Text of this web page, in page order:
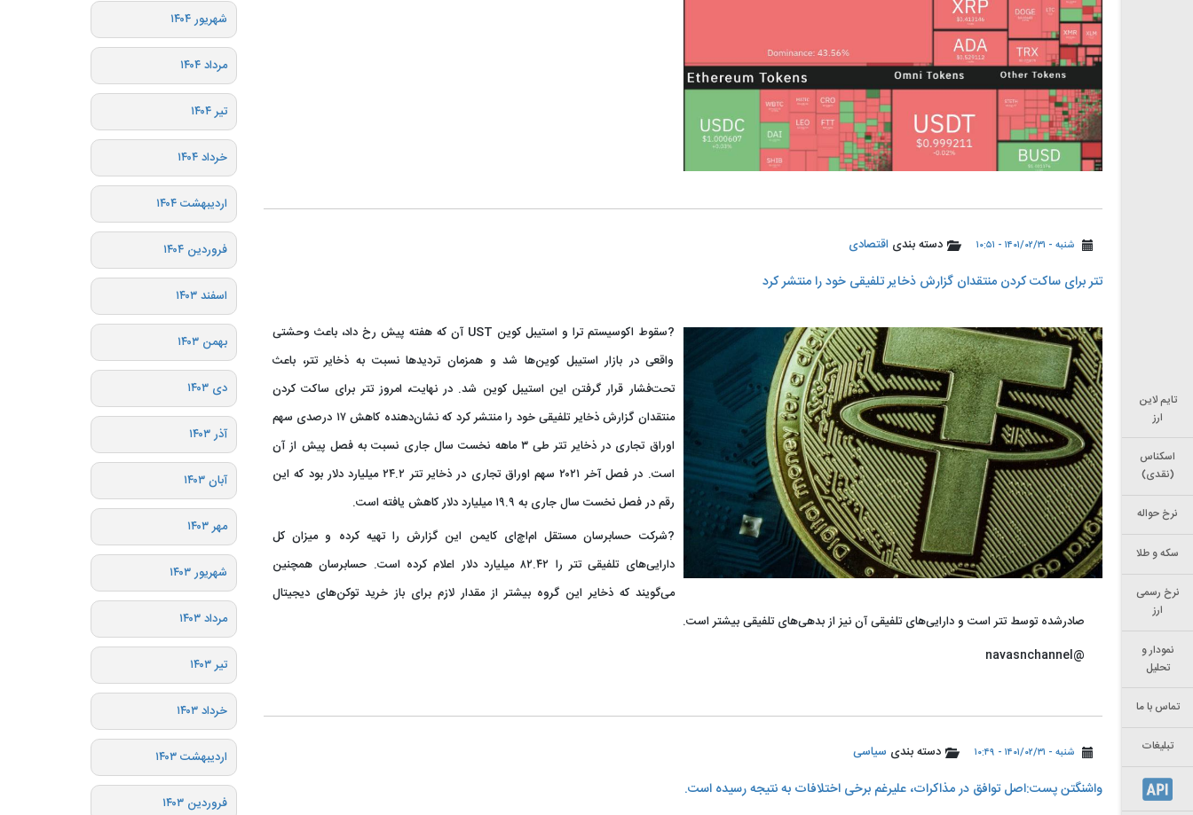
تایم لاین
ارز
اسکناس
(نقدی)
نرخ حواله
سکه و طلا
نرخ رسمی
ارز
نمودار و
تحلیل
تماس با ما
تبلیغات
شنبه - ۱۴۰۱/۰۲/۳۱ - ۱۰:۵۱ دسته بندی اقتصادی
تتر برای ساکت کردن منتقدان گزارش ذخایر تلفیقی خود را منتشر کرد
?سقوط اکوسیستم ترا و استیبل کوین UST آن که هفته پیش رخ داد، باعث وحشتی
واقعی در بازار استیبل کوین‌ها شد و همزمان تردیدها نسبت به ذخایر تتر، باعث
تحت‌فشار قرار گرفتن این استیبل کوین شد. در نهایت، امروز تتر برای ساکت کردن
منتقدان گزارش ذخایر تلفیقی خود را منتشر کرد که نشان‌دهنده کاهش ۱۷ درصدی سهم
اوراق تجاری در ذخایر تتر طی ۳ ماهه نخست سال جاری نسبت به فصل پیش از آن
است. در فصل آخر ۲۰۲۱ سهم اوراق تجاری در ذخایر تتر ۲۴.۲ میلیارد دلار بود که این
رقم در فصل نخست سال جاری به ۱۹.۹ میلیارد دلار کاهش یافته است.
?شرکت حسابرسان مستقل ام‌اچ‌ای کایمن این گزارش را تهیه کرده و میزان کل
دارایی‌های تلفیقی تتر را ۸۲.۴۲ میلیارد دلار اعلام کرده است. حسابرسان همچنین
می‌گویند که ذخایر این گروه بیشتر از مقدار لازم برای باز خرید توکن‌های دیجیتال
صادرشده توسط تتر است و دارایی‌های تلفیقی آن نیز از بدهی‌های تلفیقی بیشتر است.
@navasnchannel
شنبه - ۱۴۰۱/۰۲/۳۱ - ۱۰:۴۹ دسته بندی سیاسی
واشنگتن پست:اصل توافق در مذاکرات، علیرغم برخی اختلافات به نتیجه رسیده است.
شهریور ۱۴۰۴
مرداد ۱۴۰۴
تیر ۱۴۰۴
خرداد ۱۴۰۴
اردیبهشت ۱۴۰۴
فروردین ۱۴۰۴
اسفند ۱۴۰۳
بهمن ۱۴۰۳
دی ۱۴۰۳
آذر ۱۴۰۳
آبان ۱۴۰۳
مهر ۱۴۰۳
شهریور ۱۴۰۳
مرداد ۱۴۰۳
تیر ۱۴۰۳
خرداد ۱۴۰۳
اردیبهشت ۱۴۰۳
فروردین ۱۴۰۳